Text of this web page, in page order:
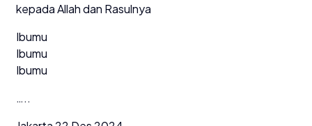
kepada Allah dan Rasulnya
Ibumu
Ibumu
Ibumu
…..